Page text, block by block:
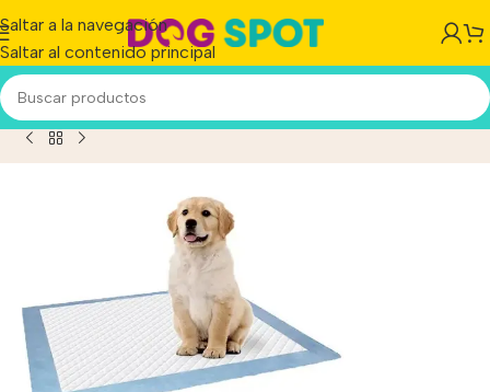
Saltar a la navegación
Saltar al contenido principal
Pañal Adiestramiento Puppy Pads P/perros 7 Unidades